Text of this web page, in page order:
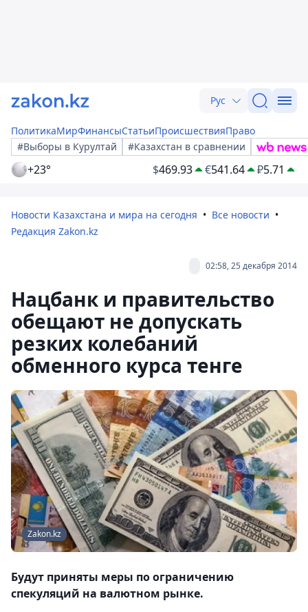
Рус
ПолитикаМирФинансыСтатьиПроисшествияПраво
#Выборы в Курултай
#Казахстан в сравнении
+23° $469.93 €541.64 ₽5.71
Новости Казахстана и мира на сегодня
Все новости
Редакция Zakon.kz
02:58, 25 декабря 2014
Нацбанк и правительство
обещают не допускать
резких колебаний
обменного курса тенге
Zakon.kz
Будут приняты меры по ограничению
спекуляций на валютном рынке.